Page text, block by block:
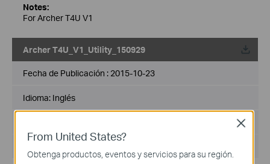
Notes:
For Archer T4U V1
Archer T4U_V1_Utility_150929
Fecha de Publicación : 2015-10-23
Idioma: Inglés
From United States?
Obtenga productos, eventos y servicios para su región.
Close